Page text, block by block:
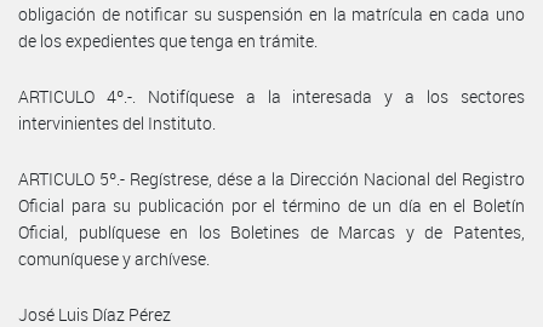
obligación de notificar su suspensión en la matrícula en cada uno
de los expedientes que tenga en trámite.
ARTICULO 4º.-. Notifíquese a la interesada y a los sectores
intervinientes del Instituto.
ARTICULO 5º.- Regístrese, dése a la Dirección Nacional del Registro
Oficial para su publicación por el término de un día en el Boletín
Oficial, publíquese en los Boletines de Marcas y de Patentes,
comuníquese y archívese.
José Luis Díaz Pérez